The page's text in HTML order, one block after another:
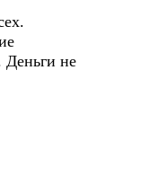
Деньги не